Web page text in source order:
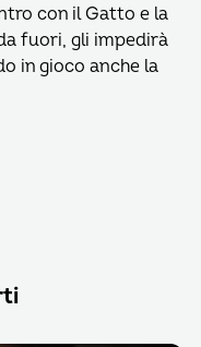
con il Gatto e la
fuori, gli impedirà
in gioco anche la